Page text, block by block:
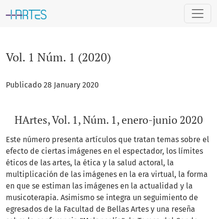
Vol. 1 Núm. 1 (2020)
Publicado 28 January 2020
HArtes, Vol. 1, Núm. 1, enero-junio 2020
Este número presenta artículos que tratan temas sobre el
efecto de ciertas imágenes en el espectador, los límites
éticos de las artes, la ética y la salud actoral, la
multiplicación de las imágenes en la era virtual, la forma
en que se estiman las imágenes en la actualidad y la
musicoterapia. Asimismo se integra un seguimiento de
egresados de la Facultad de Bellas Artes y una reseña